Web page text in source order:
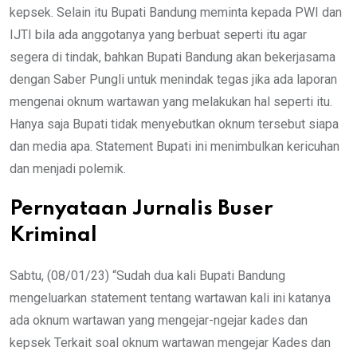
kepsek. Selain itu Bupati Bandung meminta kepada PWI dan
IJTI bila ada anggotanya yang berbuat seperti itu agar
segera di tindak, bahkan Bupati Bandung akan bekerjasama
dengan Saber Pungli untuk menindak tegas jika ada laporan
mengenai oknum wartawan yang melakukan hal seperti itu.
Hanya saja Bupati tidak menyebutkan oknum tersebut siapa
dan media apa. Statement Bupati ini menimbulkan kericuhan
dan menjadi polemik.
Pernyataan Jurnalis Buser
Kriminal
Sabtu, (08/01/23) “Sudah dua kali Bupati Bandung
mengeluarkan statement tentang wartawan kali ini katanya
ada oknum wartawan yang mengejar-ngejar kades dan
kepsek Terkait soal oknum wartawan mengejar Kades dan